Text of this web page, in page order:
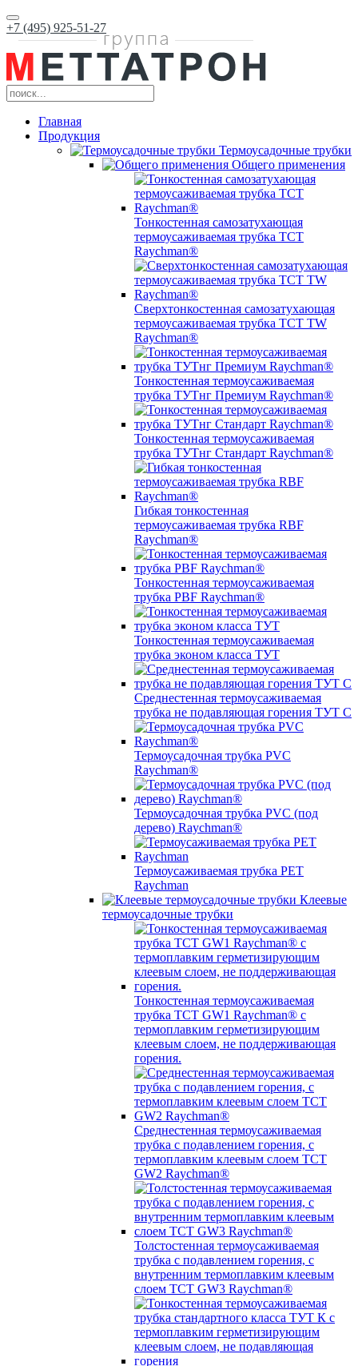
+7 (495) 925-51-27
Главная
Продукция
Термоусадочные трубки
Общего применения
Тонкостенная самозатухающая
термоусаживаемая трубка ТCT
Raychman®
Сверхтонкостенная самозатухающая
термоусаживаемая трубка ТCT TW
Raychman®
Тонкостенная термоусаживаемая
трубка ТУТнг Премиум Raychman®
Тонкостенная термоусаживаемая
трубка ТУТнг Стандарт Raychman®
Гибкая тонкостенная
термоусаживаемая трубка RBF
Raychman®
Тонкостенная термоусаживаемая
трубка PBF Raychman®
Тонкостенная термоусаживаемая
трубка эконом класса ТУТ
Среднестенная термоусаживаемая
трубка не подавляющая горения ТУТ С
Термоусадочная трубка PVC
Raychman®
Термоусадочная трубка PVC (под
дерево) Raychman®
Термоусаживаемая трубка PET
Raychman
Клеевые
термоусадочные трубки
Тонкостенная термоусаживаемая
трубка TCT GW1 Raychman® с
термоплавким герметизирующим
клеевым слоем, не поддерживающая
горения.
Среднестенная термоусаживаемая
трубка c подавлением горения, с
термоплавким клеевым слоем TCT
GW2 Raychman®
Толстостенная термоусаживаемая
трубка c подавлением горения, с
внутренним термоплавким клеевым
слоем TCT GW3 Raychman®